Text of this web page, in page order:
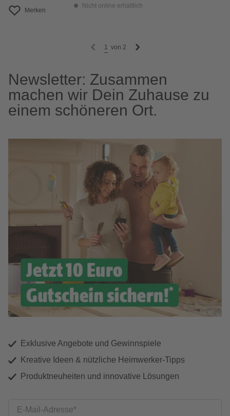
Merken
Nicht online erhältlich
1 von 2
Newsletter: Zusammen
machen wir Dein Zuhause zu
einem schöneren Ort.
Exklusive Angebote und Gewinnspiele
Kreative Ideen & nützliche Heimwerker-Tipps
Produktneuheiten und innovative Lösungen
E-Mail-Adresse